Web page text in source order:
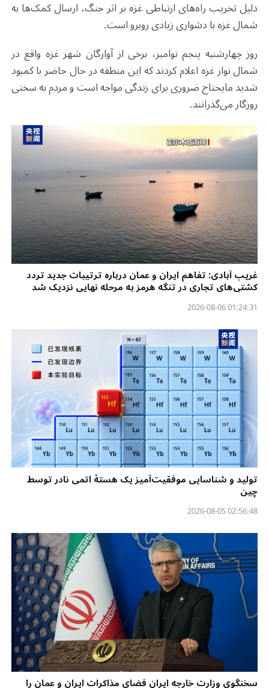
دلیل تخریب راه‌های ارتباطی غزه بر اثر جنگ، ارسال کمک‌ها به
شمال غزه با دشواری زیادی روبرو است.
روز چهارشنبه پنجم نوامبر، برخی از آوارگان شهر غزه واقع در
شمال نوار غزه اعلام کردند که این منطقه در حال حاضر با کمبود
شدید مایحتاج ضروری برای زندگی مواجه است و مردم به سختی
روزگار می‌گذرانند.
غریب آبادی: تفاهم ایران و عمان درباره ترتیبات جدید تردد
کشتی‌های تجاری در تنگه هرمز به مرحله نهایی نزدیک شد
01:24:31 2026-08-06
تولید و شناسایی موفقیت‌آمیز یک هستهٔ اتمی نادر توسط
چین
02:56:48 2026-08-05
سخنگوی وزارت خارجه ایران فضای مذاکرات ایران و عمان را